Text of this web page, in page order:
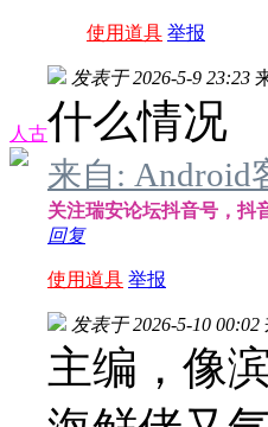
使用道具 举报
人古
发表于 2026-5-9 23:23
什么情况
来自: Android
关注瑞安论坛抖音号，抖
回复
使用道具 举报
发表于 2026-5-10 00:02
主编，像